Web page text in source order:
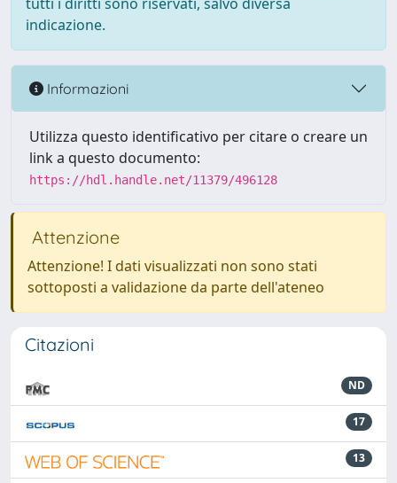
indicazione.
Informazioni
Utilizza questo identificativo per citare o creare un
link a questo documento:
https://hdl.handle.net/11379/496128
Attenzione
Attenzione! I dati visualizzati non sono stati
sottoposti a validazione da parte dell'ateneo
Citazioni
ND
17
13